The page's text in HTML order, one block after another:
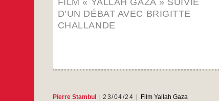
D’UN DÉBAT AVEC BRIGITTE
CHALLANDE
Pierre Stambul 23/04/24 Film Yallah Gaza